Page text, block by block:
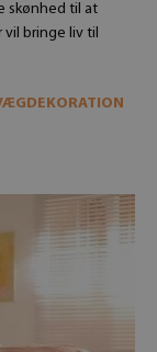
skønhed til at
vil bringe liv til